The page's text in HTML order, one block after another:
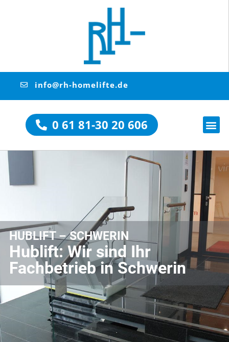
info@rh-homelifte.de
0 61 81-30 20 606
HUBLIFT – SCHWERIN
Hublift: Wir sind Ihr
Fachbetrieb in Schwerin